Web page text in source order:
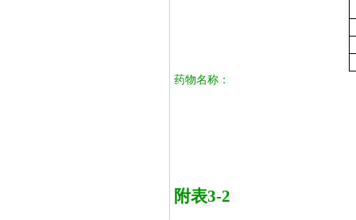
药物名称：
附表3-2